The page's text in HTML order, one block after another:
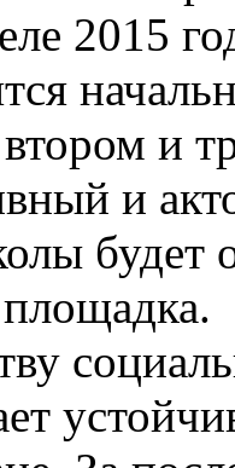
2015
и
и
будет
площадка.